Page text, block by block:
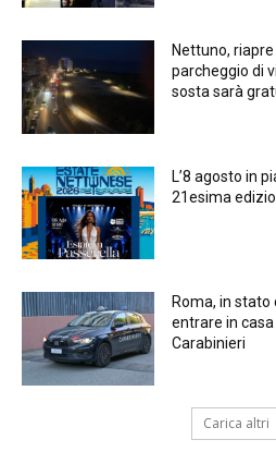
Nettuno,
parcheggio di
sosta sarà
L’8 agosto in
21esima
Roma, in
entrare in
Carabinieri
Carica altri